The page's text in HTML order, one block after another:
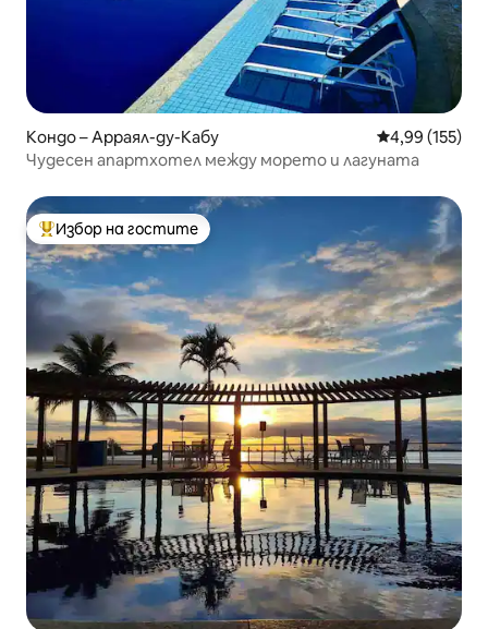
Кондо – Арраял-ду-Кабу Средна
4,99 (155)
Чудесен апартхотел между морето и лагуната
Най-популярен избор на гостите
Избор на гостите